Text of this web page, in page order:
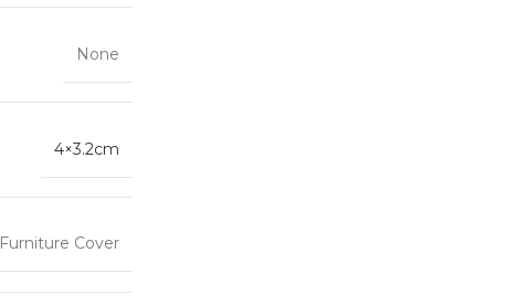
None
4×3.2cm
Furniture Cover